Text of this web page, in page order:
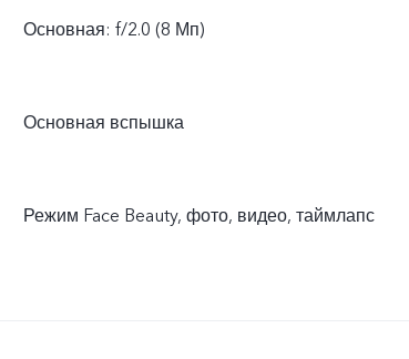
Основная: f/2.0 (8 Мп)
Основная вспышка
Режим Face Beauty, фото, видео, таймлапс